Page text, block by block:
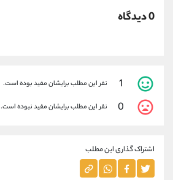
0 دیدگاه
1 نفر این مطلب برایشان مفید بوده است.
0 نفر این مطلب برایشان مفید نبوده است.
اشتراک گذاری این مطلب